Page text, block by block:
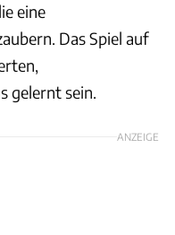
eine
Das Spiel auf
gelernt sein.
ANZEIGE